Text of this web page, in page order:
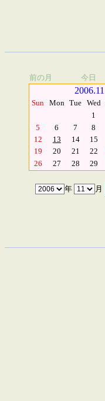
前の月 今日
2006.11
Sun Mon Tue Wed
1
5
6 7 8
12
13 14 15
19
20 21 22
26
27 28 29
年 月